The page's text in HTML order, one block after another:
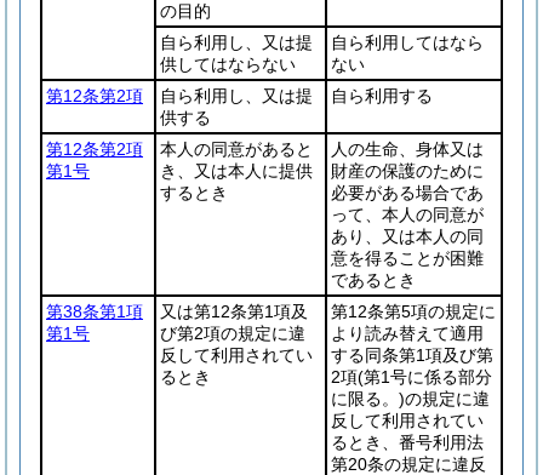
の目的
自ら利用し、又は提
供してはならない
自ら利用してはなら
ない
第12条第2項
自ら利用し、又は提
供する
自ら利用する
第12条第2項
第1号
本人の同意があると
き、又は本人に提供
するとき
人の生命、身体又は
財産の保護のために
必要がある場合であ
って、本人の同意が
あり、又は本人の同
意を得ることが困難
であるとき
第38条第1項
第1号
又は第12条第1項及
び第2項の規定に違
反して利用されてい
るとき
第12条第5項の規定に
より読み替えて適用
する同条第1項及び第
2項(第1号に係る部分
に限る。)の規定に違
反して利用されてい
るとき、番号利用法
第20条の規定に違反